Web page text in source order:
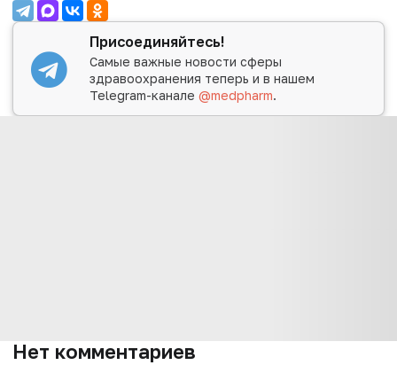
Присоединяйтесь!
Самые важные новости сферы
здравоохранения теперь и в нашем
Telegram-канале@medpharm.
Нет комментариев